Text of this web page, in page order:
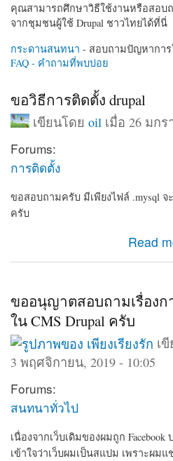
คุณสามารถศึกษาวิธีใช้งานหรือสอบ
จากชุมชนผู้ใช้ Drupal ชาวไทยได้ที่นี่
กระดานสนทนา - สอบถามปัญหาการ
FAQ - คำถามที่พบบ่อย
ขอวิธีการติดตั้ง drupal
เขียนโดย oil เมื่อ 26 มกร
Forums:
การติดตั้ง
ขอสอบถามครับ มีเพียงไฟล์ .mysql
ครับ
Read
about ขอวิธีการติดตั้ง drupal
ขออนุญาตสอบถามเรื่องก
ใน CMS Drupal ครับ
เ
3 พฤศจิกายน, 2019 - 10:05
Forums:
สนทนาทั่วไป
เนื่องจากเว็บเดิมของผมถูก
เข้าใจว่าเว็บผมเป็นสแปม เพราะผม